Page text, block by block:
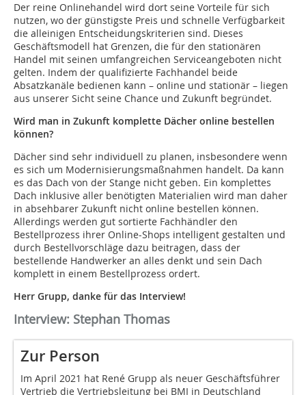
Der reine Onlinehandel wird dort seine Vorteile für sich
nutzen, wo der günstigste Preis und schnelle Verfügbarkeit
die alleinigen Entscheidungskriterien sind. Dieses
Geschäftsmodell hat Grenzen, die für den stationären
Handel mit seinen umfangreichen Serviceangeboten nicht
gelten. Indem der qualifizierte Fachhandel beide
Absatzkanäle bedienen kann – online und stationär – liegen
aus unserer Sicht seine Chance und Zukunft begründet.
Wird man in Zukunft komplette Dächer online bestellen
können?
Dächer sind sehr individuell zu planen, insbesondere wenn
es sich um Modernisierungsmaßnahmen handelt. Da kann
es das Dach von der Stange nicht geben. Ein komplettes
Dach inklusive aller benötigten Materialien wird man daher
in absehbarer Zukunft nicht online bestellen können.
Allerdings werden gut sortierte Fachhändler den
Bestellprozess ihrer Online-Shops intelligent gestalten und
durch Bestellvorschläge dazu beitragen, dass der
bestellende Handwerker an alles denkt und sein Dach
komplett in einem Bestellprozess ordert.
Herr Grupp, danke für das Interview!
Interview: Stephan Thomas
Zur Person
Im April 2021 hat René Grupp als neuer Geschäftsführer
Vertrieb die Vertriebsleitung bei BMI in Deutschland